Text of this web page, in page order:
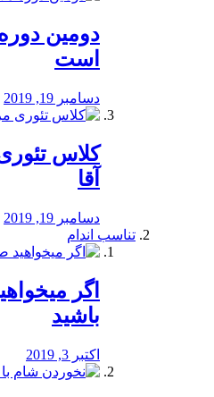
دومین
است
دسامبر 19, 2019
آقا
دسامبر 19, 2019
تناسب اندام
اگر
باشید
اکتبر 3, 2019